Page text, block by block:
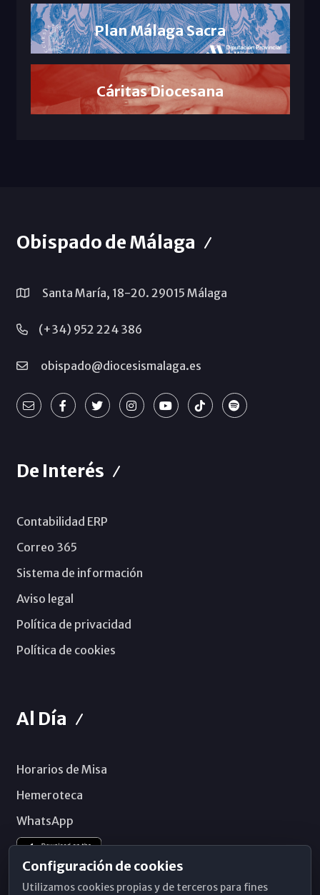
Plan Málaga Sacra
Cáritas Diocesana
Obispado de Málaga
Santa María, 18-20. 29015 Málaga
(+34) 952 224 386
obispado@diocesismalaga.es
De Interés
Contabilidad ERP
Correo 365
Sistema de información
Aviso legal
Política de privacidad
Política de cookies
Al Día
Horarios de Misa
Hemeroteca
WhatsApp
Configuración de cookies
Utilizamos cookies propias y de terceros para fines